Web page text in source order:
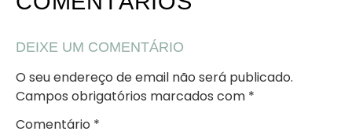
DEIXE UM COMENTÁRIO
O seu endereço de email não será publicado.
Campos obrigatórios marcados com *
Comentário *